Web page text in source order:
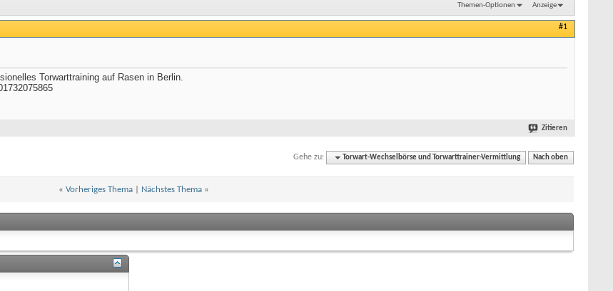
Themen-Optionen Anzeige
#1
Torwarttraining auf Rasen in Berlin.
Zitieren
Gehe zu: Torwart-Wechselbörse und Torwarttrainer-Vermittlung Nach oben
« Vorheriges Thema| Nächstes Thema »